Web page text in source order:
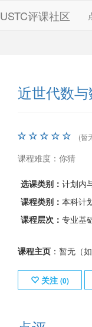
USTC评课社区
近世代数
(暂
课程难度：你猜
选课类别： 计划内
课程类别： 本科计
课程层次： 专业基
课程主页：暂无（
关注 (0)